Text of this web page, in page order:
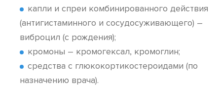
капли и спреи комбинированного действия
(антигистаминного и сосудосуживающего) –
виброцил (с рождения);
кромоны – кромогексал, кромоглин;
средства с глюкокортикостероидами (по
назначению врача).